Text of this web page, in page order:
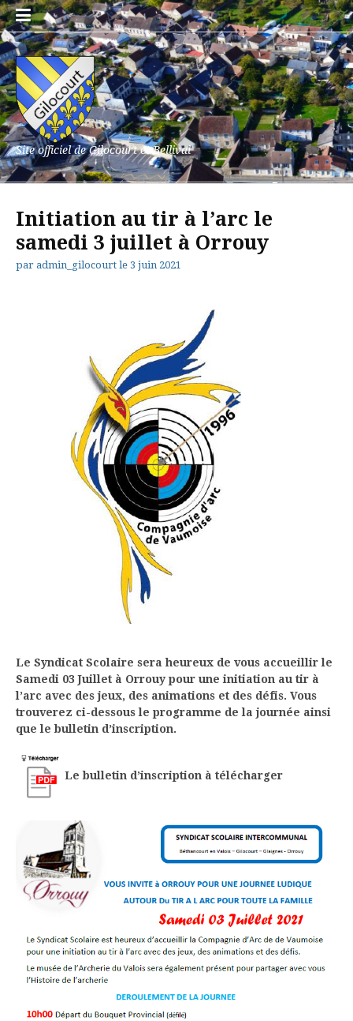
Aller
au
contenu
Site officiel de Gilocourt et Bellival
Initiation au tir à l’arc le
samedi 3 juillet à Orrouy
par admin_gilocourt le 3 juin 2021
Le Syndicat Scolaire sera heureux de vous accueillir le
Samedi 03 Juillet à Orrouy pour une initiation au tir à
l’arc avec des jeux, des animations et des défis. Vous
trouverez ci-dessous le programme de la journée ainsi
que le bulletin d’inscription.
Le bulletin d’inscription à télécharger